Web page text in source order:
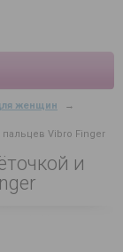
женщин
→
Vibro Finger
и